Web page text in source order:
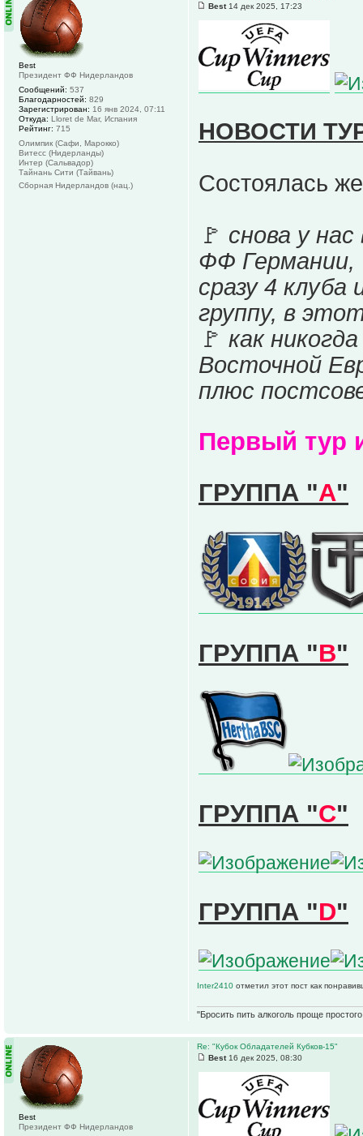
Best14 дек 2025, 17:23
НОВОСТИ
Состоялась
🚩 снова у
ФФ Германии,
сразу 4 клуба
группу, в
🚩 как
Восточной
плюс
Первый тур
ГРУППА "А"
ГРУППА "В"
ГРУППА "С"
ГРУППА "D"
Inter2410 отметил этот пост как
"Бросить пить алкоголь проще
Best
Президент ФФ Нидерландов
Сообщений: 537
Благодарностей: 829
Зарегистрирован: 16 янв 2024, 07:11
Откуда: Lloret de Mar, Испания
Рейтинг: 715
Олимпик (Сафи, Марокко)
Витесс (Нидерланды)
Интер (Сальвадор)
Тайнань Сити (Тайвань)
Сборная Нидерландов (нац.)
Re: "Кубок Обладателей Кубков-15"
Best16 дек 2025, 08:30
Best
Президент ФФ Нидерландов